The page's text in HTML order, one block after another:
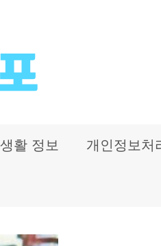
생활 정보 개인정보처